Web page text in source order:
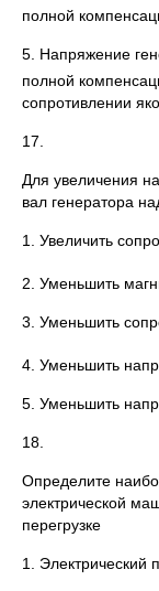
полной
5. Напряжение
полной
сопротивлении
17.
Для увеличения
вал генератора
1. Увеличить
2. Уменьшить
3. Уменьшить
4. Уменьшить
5. Уменьшить
18.
Определите
электрической
перегрузке
1. Электрический